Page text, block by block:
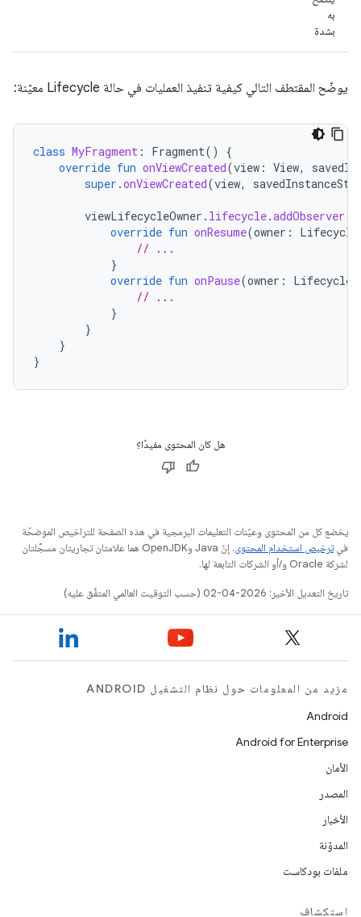
به
بشدة
يوضّح المقتطف التالي كيفية تنفيذ العمليات في حالة Lifecycle معيّنة:
class MyFragment : Fragment()
{
override fun onViewCreated(view : View,
super .onViewCreated(view,
viewLifecycleOwner . lifecycle.addObserver(
override fun onResume(owner :
// ...
}
override fun onPause(owner :
// ...
}
}
}
}
هل كان المحتوى مفيدًا؟
يخضع كل من المحتوى وعيّنات التعليمات البرمجية في هذه الصفحة للتراخيص الموضحّة
فيترخيص استخدام المحتوى
. إنّ Java وOpenJDK هما علامتان تجاريتان مسجَّلتان
لشركة Oracle و/أو الشركات التابعة لها.
تاريخ التعديل الأخير: 2026-04-02 (حسب التوقيت العالمي المتفَّق عليه)
مزيد من المعلومات حول نظام التشغيل ANDROID
Android
Android for Enterprise
الأمان
المصدر
الأخبار
المدوّنة
ملفات بودكاست
استكشاف